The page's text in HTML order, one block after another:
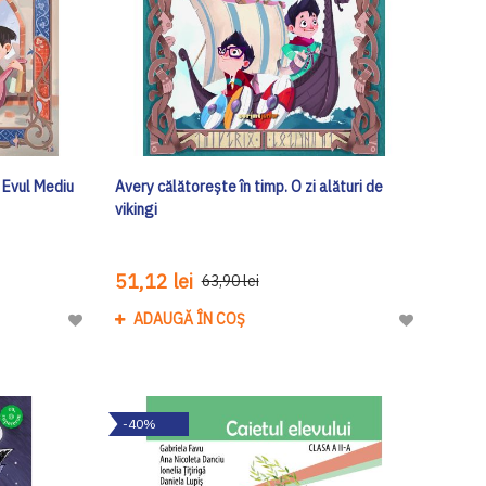
Mediu
Adaugă
Dorinte
Avery călătorește în timp. O zi alături de
vikingi
51,12 lei 63,90 lei
ADAUGĂ ÎN COȘ
Adaugă
-40%